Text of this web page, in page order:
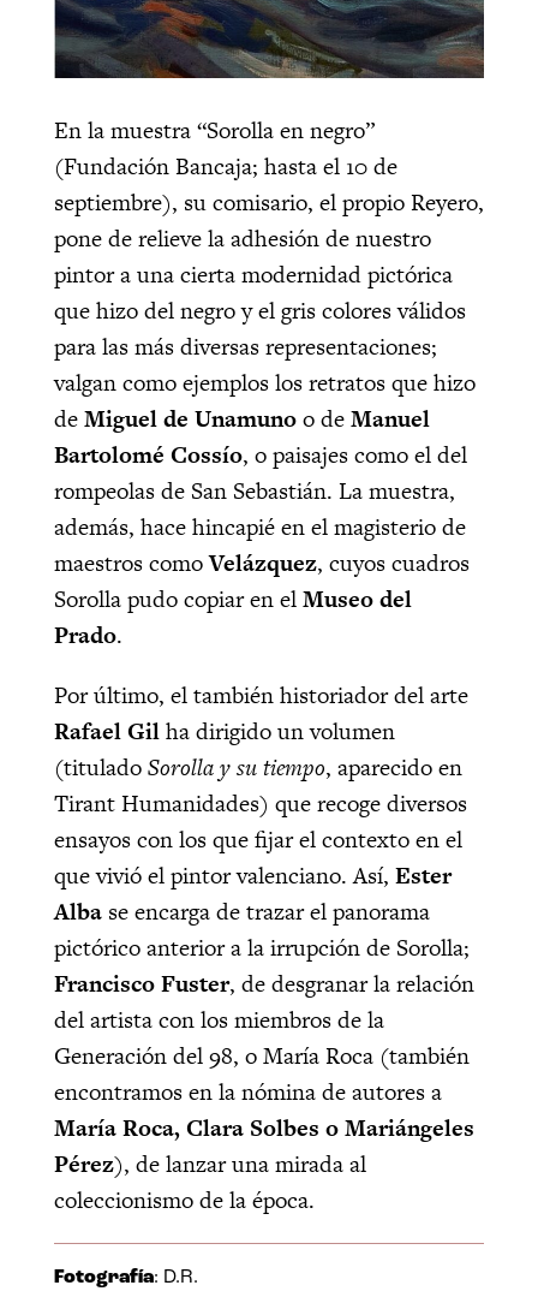
En la muestra “Sorolla en negro”
(Fundación Bancaja; hasta el 10 de
septiembre), su comisario, el propio Reyero,
pone de relieve la adhesión de nuestro
pintor a una cierta modernidad pictórica
que hizo del negro y el gris colores válidos
para las más diversas representaciones;
valgan como ejemplos los retratos que hizo
deMiguel de Unamunoo deManuel
Bartolomé Cossío, o paisajes como el del
rompeolas de San Sebastián. La muestra,
además, hace hincapié en el magisterio de
maestros comoVelázquez, cuyos cuadros
Sorolla pudo copiar en elMuseo del
Prado.
Por último, el también historiador del arte
Rafael Gilha dirigido un volumen
(tituladoSorolla y su tiempo, aparecido en
Tirant Humanidades) que recoge diversos
ensayos con los que fijar el contexto en el
que vivió el pintor valenciano. Así, Ester
Albase encarga de trazar el panorama
pictórico anterior a la irrupción de Sorolla;
Francisco Fuster, de desgranar la relación
del artista con los miembros de la
Generación del 98, o María Roca (también
encontramos en la nómina de autores a
María Roca, Clara Solbes o Mariángeles
Pérez), de lanzar una mirada al
coleccionismo de la época.
Fotografía: D.R.